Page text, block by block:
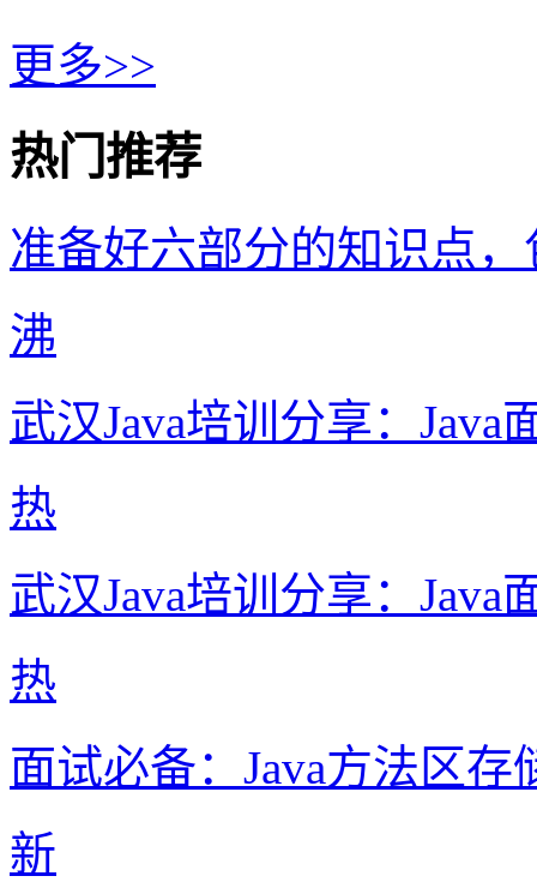
更多>>
热门推荐
准备好六部分的知识点
沸
武汉Java培训分享：
热
武汉Java培训分享：
热
面试必备：Java方法区
新